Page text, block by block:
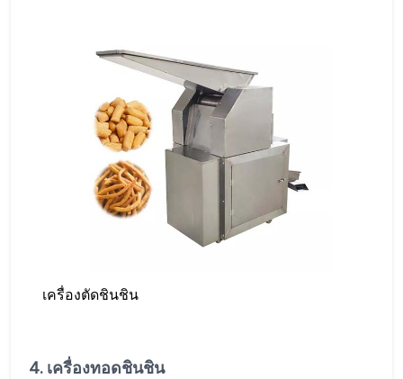
เครื่องตัดชินชิน
4. เครื่องทอดชินชิน